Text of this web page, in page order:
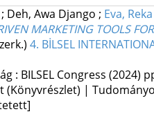
; Deh, Awa Django ; Eva,
MARKETING TOOLS
4. BİLSEL
: BILSEL Congress (2024)
(Könyvrészlet) |